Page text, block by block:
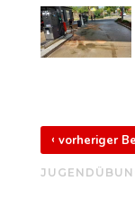
‹ vorheriger